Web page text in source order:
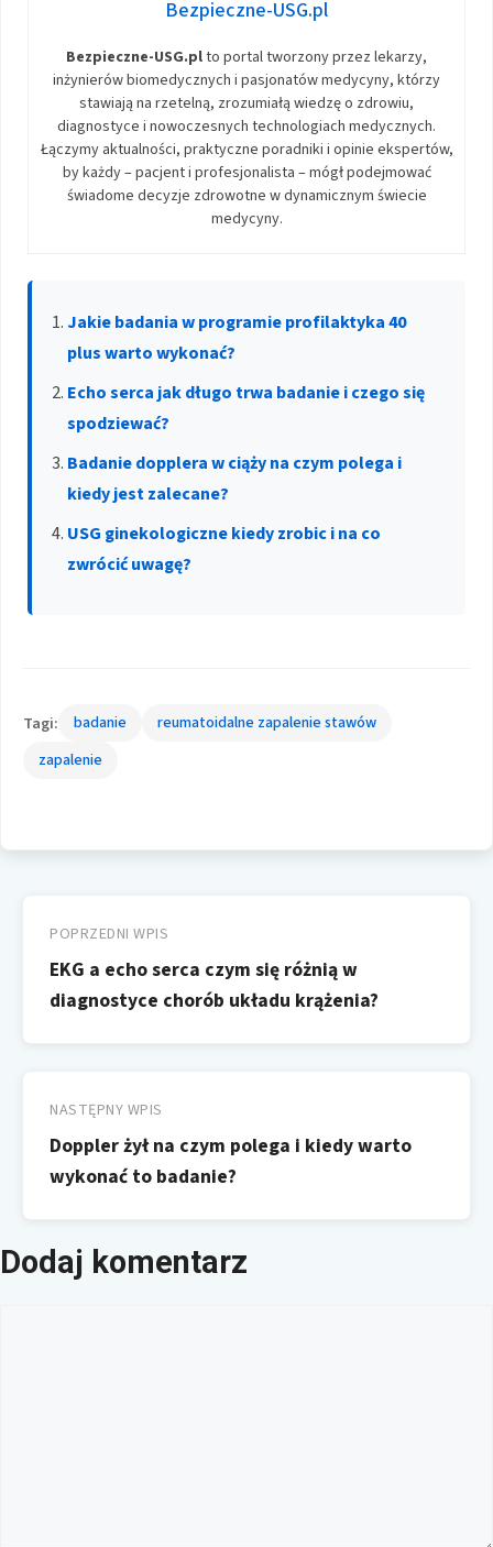
Bezpieczne-USG.pl
Bezpieczne-USG.plto portal tworzony przez lekarzy,
inżynierów biomedycznych i pasjonatów medycyny, którzy
stawiają na rzetelną, zrozumiałą wiedzę o zdrowiu,
diagnostyce i nowoczesnych technologiach medycznych.
Łączymy aktualności, praktyczne poradniki i opinie ekspertów,
by każdy – pacjent i profesjonalista – mógł podejmować
świadome decyzje zdrowotne w dynamicznym świecie
medycyny.
Jakie badania w programie profilaktyka 40
plus warto wykonać?
Echo serca jak długo trwa badanie i czego się
spodziewać?
Badanie dopplera w ciąży na czym polega i
kiedy jest zalecane?
USG ginekologiczne kiedy zrobic i na co
zwrócić uwagę?
Tagi: badanie
reumatoidalne zapalenie stawów
zapalenie
wpisu
POPRZEDNI WPIS
EKG a echo serca czym się różnią w
diagnostyce chorób układu krążenia?
NASTĘPNY WPIS
Doppler żył na czym polega i kiedy warto
wykonać to badanie?
Dodaj komentarz